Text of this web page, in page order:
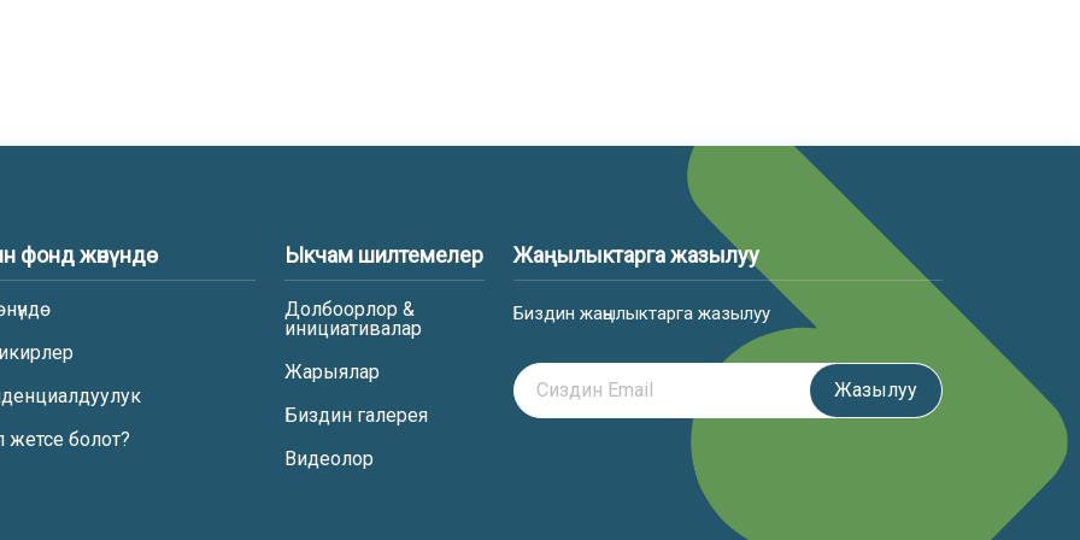
фонд жөнүндө
жетсе болот?
Ыкчам шилтемелер
Долбоорлор &
инициативалар
Жарыялар
Биздин галерея
Видеолор
Жаңылыктарга жазылуу
Биздин жаңылыктарга жазылуу
Жазылуу